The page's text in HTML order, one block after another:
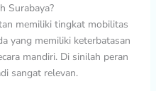
Surabaya?
memiliki tingkat mobilitas
yang memiliki keterbatasan
mandiri. Di sinilah peran
sangat relevan.